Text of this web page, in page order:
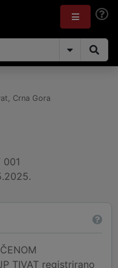
, Crna Gora
TIVAT registrirano